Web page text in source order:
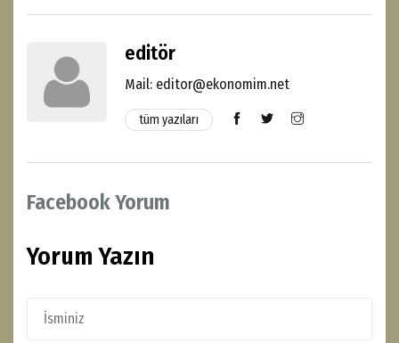
editör
Mail: editor@ekonomim.net
tüm yazıları
Facebook Yorum
Yorum Yazın